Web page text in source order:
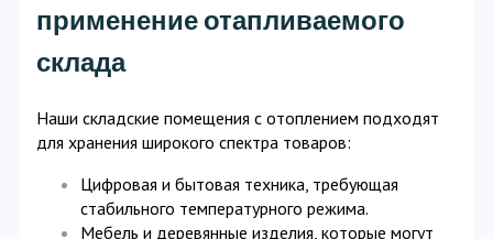
применение отапливаемого
склада
Наши складские помещения с отоплением подходят
для хранения широкого спектра товаров:
Цифровая и бытовая техника, требующая
стабильного температурного режима.
Мебель и деревянные изделия, которые могут